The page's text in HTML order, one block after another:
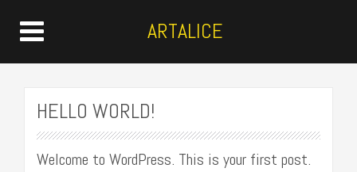
ARTALICE
HELLO WORLD!
Welcome to WordPress. This is your first post.